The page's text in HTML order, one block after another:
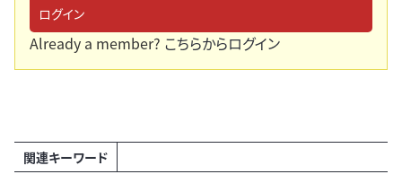
ログイン
Already a member? こちらからログイン
関連キーワード